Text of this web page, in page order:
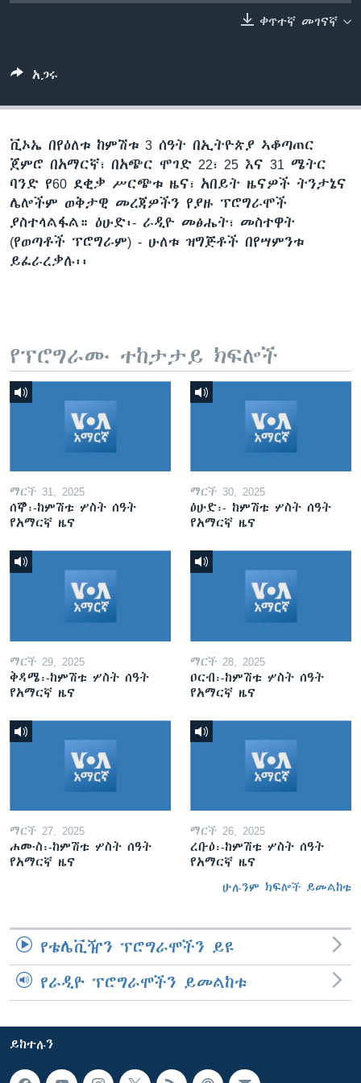
ቀጥተኛ መገናኛ
አጋሩ
ቪኦኤ በየዕለቱ ከምሽቱ 3 ሰዓት በኢትዮጵያ ኣቆጣጠር
ጀምሮ በአማርኛ፣ በአጭር ሞገድ 22፣ 25 እና 31 ሜትር
ባንድ የ60 ደቂቃ ሥርጭቱ ዜና፣ አበይት ዜናዎች ትንታኔና
ሌሎችም ወቅታዊ መረጃዎችን የያዙ ፕሮግራሞች
ያስተላልፋል። ዕሁድ፡- ራዲዮ መፅሔት፣ መስተዋት
(የወጣቶች ፕሮግራም) - ሁለቱ ዝግጅቶች በየሣምንቱ
ይፈራረቃሉ፡፡
የፕሮግራሙ ተከታታይ ክፍሎች
ማርች 31, 2025
ሰኞ፡-ከምሽቱ ሦስት ሰዓት
የአማርኛ ዜና
ማርች 30, 2025
ዕሁድ፡- ከምሽቱ ሦስት ሰዓት
የአማርኛ ዜና
ማርች 29, 2025
ቅዳሜ፡-ከምሽቱ ሦስት ሰዓት
የአማርኛ ዜና
ማርች 28, 2025
ዐርብ፡-ከምሽቱ ሦስት ሰዓት
የአማርኛ ዜና
ማርች 27, 2025
ሐሙስ፡-ከምሽቱ ሦስት ሰዓት
የአማርኛ ዜና
ማርች 26, 2025
ረቡዕ፡-ከምሽቱ ሦስት ሰዓት
የአማርኛ ዜና
ሁሉንም ክፍሎች ይመልከቱ
የቴሌቪዥን ፕሮግራሞችን ይዩ
የራዲዮ ፕሮግራሞችን ይመልከቱ
ይከተሉን